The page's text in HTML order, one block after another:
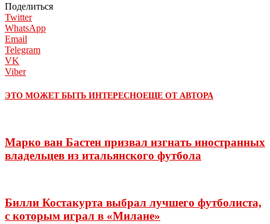
Поделиться
Twitter
WhatsApp
Email
Telegram
VK
Viber
ЭТО МОЖЕТ БЫТЬ ИНТЕРЕСНОЕЩЕ ОТ АВТОРА
Марко ван Бастен призвал изгнать иностранных
владельцев из итальянского футбола
Билли Костакурта выбрал лучшего футболиста,
с которым играл в «Милане»